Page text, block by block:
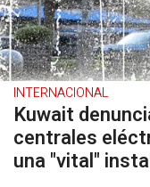
INTERNACIONAL
Kuwait
centrales
una "vital"